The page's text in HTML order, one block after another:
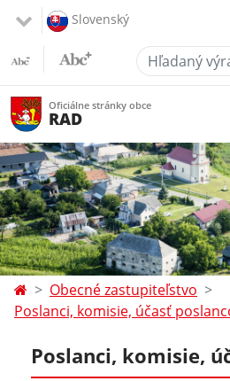
Slovenský
Hľadaný
Oficiálne stránky obce
RAD
Obecné zastupiteľstvo
Poslanci, komisie, účasť
Poslanci, komisie,